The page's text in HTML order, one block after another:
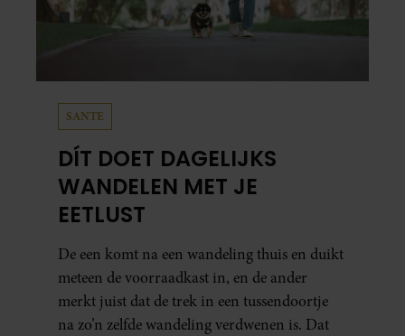
SANTE
DÍT DOET DAGELIJKS
WANDELEN MET JE
EETLUST
De een komt na een wandeling thuis en duikt
meteen de voorraadkast in, en de ander
merkt juist dat de trek in een tussendoortje
na zo’n zelfde wandeling verdwenen is. Dat